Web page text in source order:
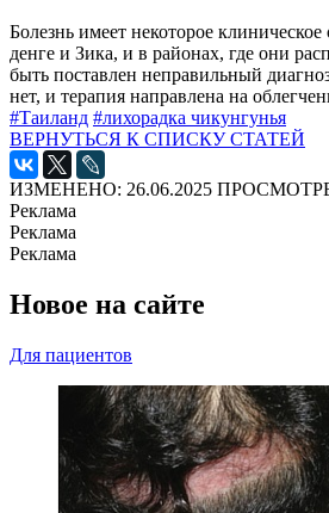
Болезнь имеет некоторое клиническое
денге и Зика, и в районах, где они
быть поставлен неправильный
нет, и терапия направлена на
#Таиланд #лихорадка чикунгунья
ВЕРНУТЬСЯ К СПИСКУ СТАТЕЙ
ИЗМЕНЕНО: 26.06.2025
Реклама
Реклама
Реклама
Новое на сайте
Для пациентов